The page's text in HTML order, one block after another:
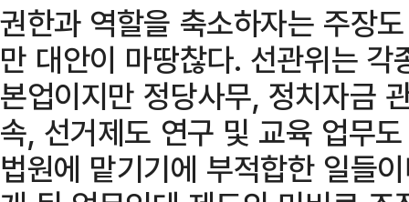
권한과 역할을 축소하자는 주장
만 대안이 마땅찮다. 선관위는
본업이지만 정당사무, 정치자금
속, 선거제도 연구 및 교육 업무
법원에 맡기기에 부적합한 일들